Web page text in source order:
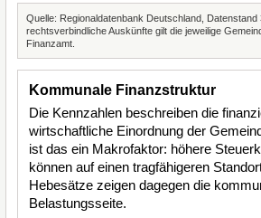
Quelle: Regionaldatenbank Deutschland, Datenstand
rechtsverbindliche Auskünfte gilt die jeweilige
Finanzamt.
Kommunale Finanzstruktur
Die Kennzahlen beschreiben die
wirtschaftliche Einordnung der
ist das ein Makrofaktor: höhere
können auf einen tragfähigeren
Hebesätze zeigen dagegen die
Belastungsseite.